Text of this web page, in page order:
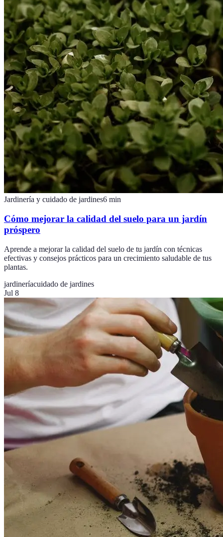
Jardinería y cuidado de jardines6 min
Cómo mejorar la calidad del suelo para un jardín
próspero
Aprende a mejorar la calidad del suelo de tu jardín con técnicas
efectivas y consejos prácticos para un crecimiento saludable de tus
plantas.
jardineríacuidado de jardines
Jul 8